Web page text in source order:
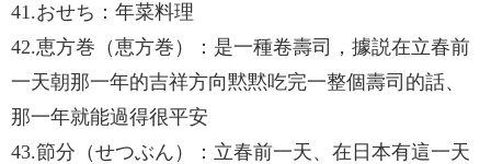
41.おせち：年菜料理
42.恵方巻（恵方巻）：是一種卷壽司，據説在立春前
一天朝那一年的吉祥方向黙黙吃完一整個壽司的話、
那一年就能過得很平安
43.節分（せつぶん）：立春前一天、在日本有這一天